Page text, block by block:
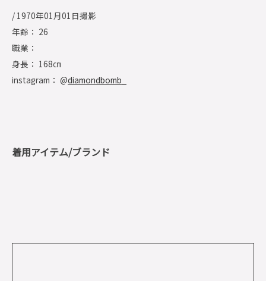
/ 1970年01月01日撮影
年齢： 26
職業：
身長： 168㎝
instagram： @diamondbomb_
着用アイテム/ブランド